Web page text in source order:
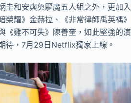
圭和安奭奐驅魔五人組之外，更加入
榮耀》金赫拉、《非常律師禹英禑》
《雞不可失》陳善奎，如此堅強的演
待，7月29日Netflix獨家上線。